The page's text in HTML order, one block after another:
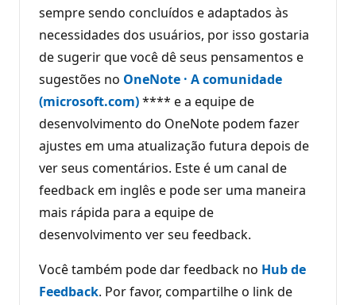
sempre sendo concluídos e adaptados às
necessidades dos usuários, por isso gostaria
de sugerir que você dê seus pensamentos e
sugestões no OneNote · A comunidade
(microsoft.com)**** e a equipe de
desenvolvimento do OneNote podem fazer
ajustes em uma atualização futura depois de
ver seus comentários. Este é um canal de
feedback em inglês e pode ser uma maneira
mais rápida para a equipe de
desenvolvimento ver seu feedback.
Você também pode dar feedback no Hub de
Feedback. Por favor, compartilhe o link de